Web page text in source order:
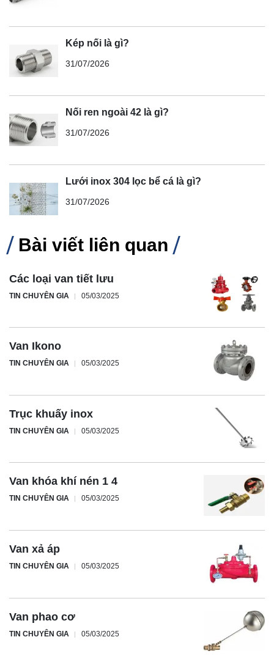
Kép nối là gì?
31/07/2026
Nối ren ngoài 42 là gì?
31/07/2026
Lưới inox 304 lọc bể cá là gì?
31/07/2026
Bài viết liên quan
Các loại van tiết lưu
TIN CHUYÊN GIA 05/03/2025
Van Ikono
TIN CHUYÊN GIA 05/03/2025
Trục khuấy inox
TIN CHUYÊN GIA 05/03/2025
Van khóa khí nén 1 4
TIN CHUYÊN GIA 05/03/2025
Van xả áp
TIN CHUYÊN GIA 05/03/2025
Van phao cơ
TIN CHUYÊN GIA 05/03/2025